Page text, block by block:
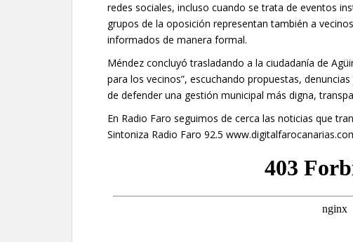
redes sociales, incluso cuando se trata de eventos
grupos de la oposición representan también a
informados de manera formal.
Méndez concluyó trasladando a la ciudadanía de
para los vecinos”, escuchando propuestas,
de defender una gestión municipal más digna,
En Radio Faro seguimos de cerca las noticias que
Sintoniza Radio Faro 92.5